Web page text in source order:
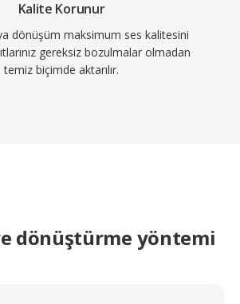
Kalite Korunur
dönüşüm maksimum ses kalitesini
gereksiz bozulmalar olmadan
temiz biçimde aktarılır.
dönüştürme yöntemi